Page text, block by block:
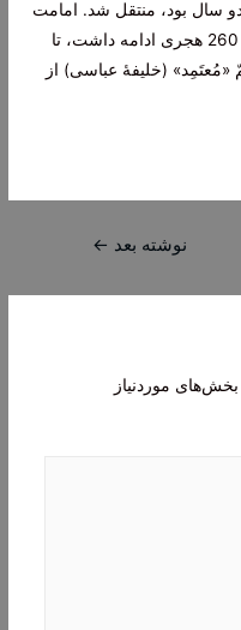
بود، منتقل شد. امامت
علیه السلام تا سال 260 هجری ادامه داشت، تا
(خلیفۀ عباسی) از
نوشته بعد ←
بخش‌های موردنیاز